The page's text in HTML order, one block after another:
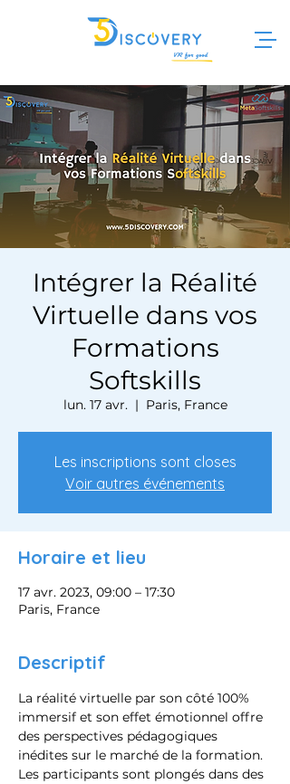
Intégrer la Réalité
Virtuelle dans vos
Formations
Softskills
lun. 17 avr.
  |
Paris, France
Les inscriptions sont closes
Voir autres événements
Horaire et lieu
17 avr. 2023, 09:00 – 17:30
Paris, France
Descriptif
La réalité virtuelle par son côté 100%
immersif et son effet émotionnel offre
des perspectives pédagogiques
inédites sur le marché de la formation.
Les participants sont plongés dans des